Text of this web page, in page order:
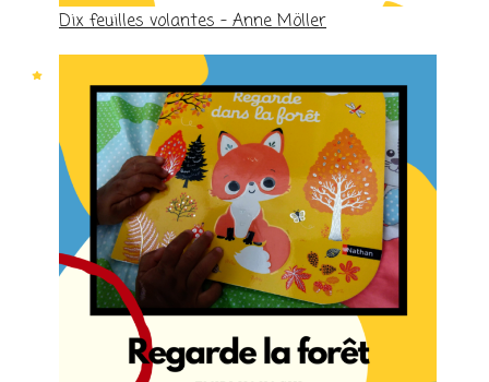
Dix feuilles volantes – Anne Möller